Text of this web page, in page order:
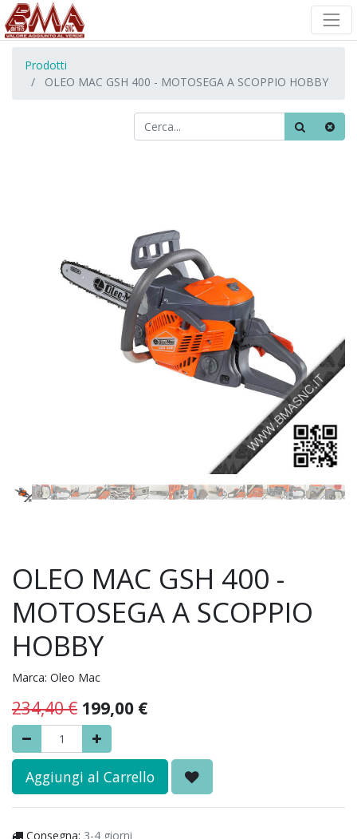
Prodotti
OLEO MAC GSH 400 - MOTOSEGA A SCOPPIO HOBBY
OLEO MAC GSH 400 -
MOTOSEGA A SCOPPIO
HOBBY
Marca: Oleo Mac
234,40€ 199,00 €
Aggiungi al Carrello
Consegna: 3-4 giorni